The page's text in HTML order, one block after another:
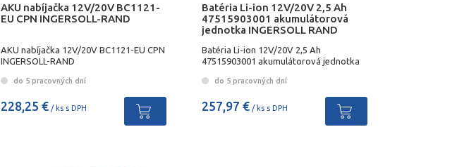
AKU nabíjačka 12V/20V BC1121-
EU CPN INGERSOLL-RAND
AKU nabíjačka 12V/20V BC1121-EU CPN
INGERSOLL-RAND
do 5 pracovných dní
228,25 €/ ks s DPH
Batéria Li-ion 12V/20V 2,5 Ah
47515903001 akumulátorová
jednotka INGERSOLL RAND
Batéria Li-ion 12V/20V 2,5 Ah
47515903001 akumulátorová jednotka
do 5 pracovných dní
257,97 €/ ks s DPH